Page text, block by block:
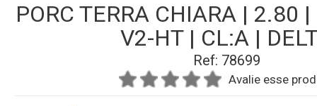
PORC TERRA CHIARA | 2.80
V2-HT | CL:A |
Ref: 78699
Avalie esse